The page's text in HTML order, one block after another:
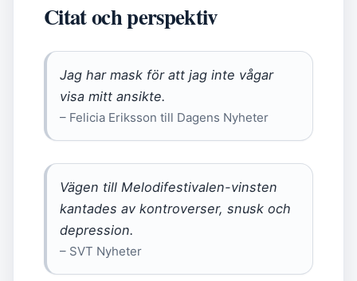
Citat och perspektiv
Jag har mask för att jag inte vågar
visa mitt ansikte.
– Felicia Eriksson till Dagens Nyheter
Vägen till Melodifestivalen-vinsten
kantades av kontroverser, snusk och
depression.
– SVT Nyheter